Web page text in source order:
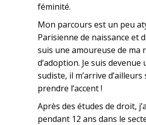
féminité.
Mon parcours est un peu
Parisienne de naissance et
suis une amoureuse de ma
d’adoption. Je suis devenue
sudiste, il m’arrive
prendre l’accent !
Après des études de droit,
pendant 12 ans dans le